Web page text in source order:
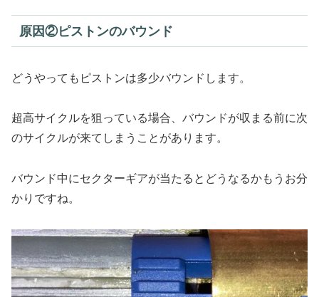
原因②ピストンのバウンド
どうやってもピストンは多少バウンドします。
超高サイクルを狙っている場合、バウンドが収まる前に次
のサイクルが来てしまうことがあります。
バウンド中にセクターギアが当たるとどうなるかもうお分
かりですね。